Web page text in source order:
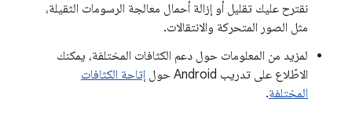
نقترح عليك تقليل أو إزالة أحمال معالجة الرسومات الثقيلة،
مثل الصور المتحركة والانتقالات.
لمزيد من المعلومات حول دعم الكثافات المختلفة، يمكنك
الاطّلاع على تدريب Android حول
إتاحة الكثافات
المختلفة.